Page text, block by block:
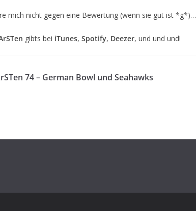
mich nicht gegen eine Bewertung (wenn sie gut ist *g*)…
gibts bei iTunes, Spotify, Deezer, und und und!
74 – German Bowl und Seahawks